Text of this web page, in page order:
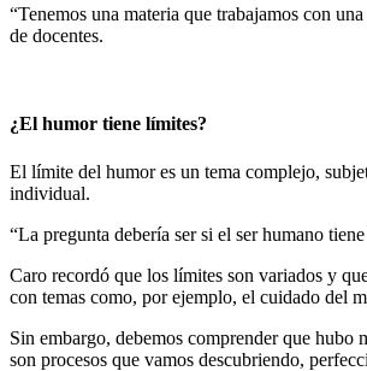
“Tenemos una materia que trabajamos con
de docentes.
¿El humor tiene límites?
El límite del humor es un tema complejo,
individual.
“La pregunta debería ser si el ser humano
Caro recordó que los límites son variados y
con temas como, por ejemplo, el cuidado del
Sin embargo, debemos comprender que
son procesos que vamos descubriendo,